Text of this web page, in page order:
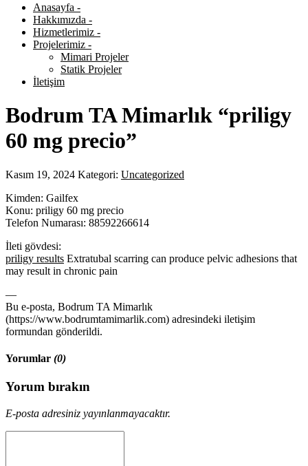
Anasayfa -
Hakkımızda -
Hizmetlerimiz -
Projelerimiz -
Mimari Projeler
Statik Projeler
İletişim
Bodrum TA Mimarlık “priligy
60 mg precio”
Kasım 19, 2024 Kategori: Uncategorized
Kimden: Gailfex
Konu: priligy 60 mg precio
Telefon Numarası: 88592266614
İleti gövdesi:
priligy results Extratubal scarring can produce pelvic adhesions that
may result in chronic pain
—
Bu e-posta, Bodrum TA Mimarlık
(https://www.bodrumtamimarlik.com) adresindeki iletişim
formundan gönderildi.
Yorumlar (0)
Yorum bırakın
E-posta adresiniz yayınlanmayacaktır.